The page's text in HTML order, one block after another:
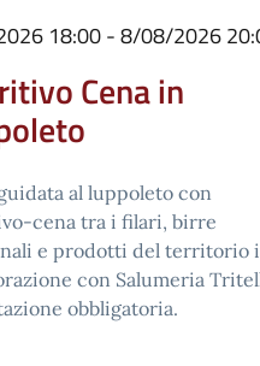
18:00 - 8/08/2026
Cena in
al luppoleto con
cena tra i filari, birre
e prodotti del territorio
con Salumeria
obbligatoria.